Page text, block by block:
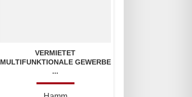
VERMIETET
MULTIFUNKTIONALE GEWERBE
...